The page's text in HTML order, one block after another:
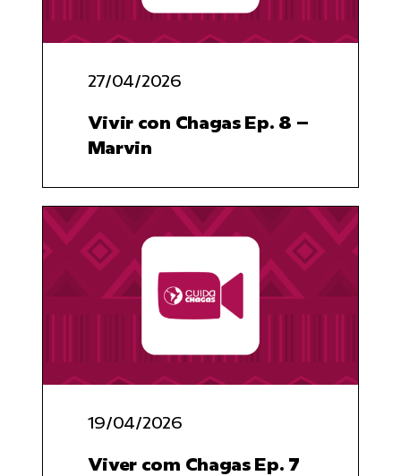
27/04/2026
Vivir con Chagas Ep. 8 –
Marvin
19/04/2026
Viver com Chagas Ep. 7